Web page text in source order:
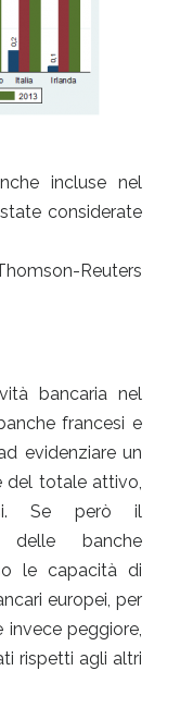
incluse nel
considerate
Reuters
bancaria nel
francesi e
evidenziare un
del totale attivo,
Se però il
delle banche
le capacità di
europei, per
peggiore,
rispetti agli altri